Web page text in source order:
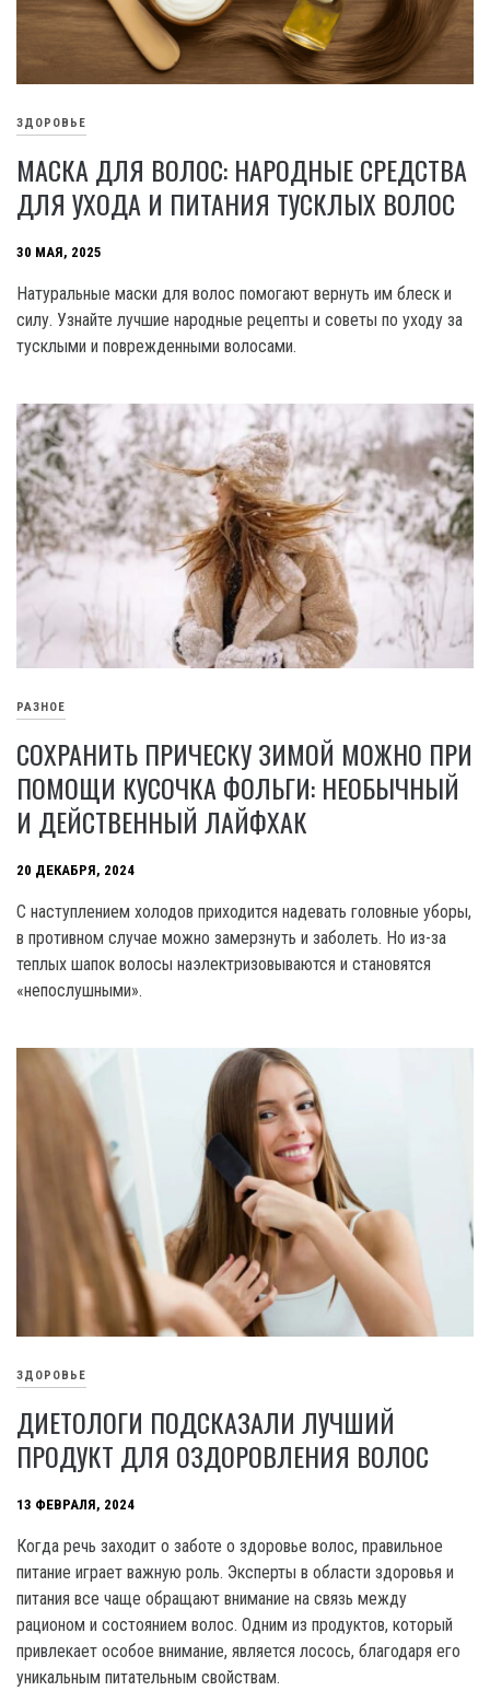
ЗДОРОВЬЕ
МАСКА ДЛЯ ВОЛОС: НАРОДНЫЕ СРЕДСТВА
ДЛЯ УХОДА И ПИТАНИЯ ТУСКЛЫХ ВОЛОС
30 МАЯ, 2025
Натуральные маски для волос помогают вернуть им блеск и
силу. Узнайте лучшие народные рецепты и советы по уходу за
тусклыми и поврежденными волосами.
РАЗНОЕ
СОХРАНИТЬ ПРИЧЕСКУ ЗИМОЙ МОЖНО ПРИ
ПОМОЩИ КУСОЧКА ФОЛЬГИ: НЕОБЫЧНЫЙ
И ДЕЙСТВЕННЫЙ ЛАЙФХАК
20 ДЕКАБРЯ, 2024
С наступлением холодов приходится надевать головные уборы,
в противном случае можно замерзнуть и заболеть. Но из-за
теплых шапок волосы наэлектризовываются и становятся
«непослушными».
ЗДОРОВЬЕ
ДИЕТОЛОГИ ПОДСКАЗАЛИ ЛУЧШИЙ
ПРОДУКТ ДЛЯ ОЗДОРОВЛЕНИЯ ВОЛОС
13 ФЕВРАЛЯ, 2024
Когда речь заходит о заботе о здоровье волос, правильное
питание играет важную роль. Эксперты в области здоровья и
питания все чаще обращают внимание на связь между
рационом и состоянием волос. Одним из продуктов, который
привлекает особое внимание, является лосось, благодаря его
уникальным питательным свойствам.